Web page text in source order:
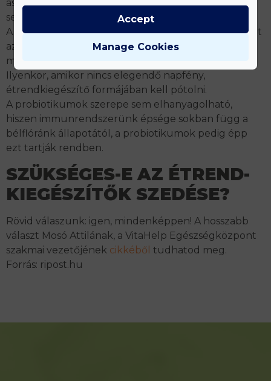
asztmásoknak, illetve várandós és szoptató nőknek
sem ajánlott a fogyasztása.
A D-vitamin is nagyon fontos: egyes kutatások szerint
az influenza azért a tél végén támad teljes erővel,
mert addigra lemerülnek a D-vitamin raktáraink.
Ilyenkor, amikor nincs elegendő napfény,
étrendkiegészítő formájában kell pótolni.
A probiotikumok szerepe sem elhanyagolható,
hiszen immunrendszerünk épsége sokban függ a
bélflóránk állapotától, a probiotikumok pedig épp
ezt tartják rendben.
SZÜKSÉGES-E AZ ÉTREND-
KIEGÉSZÍTŐK SZEDÉSE?
Rövid válaszunk: igen, mindenképpen! A hosszabb
választ Mosó Attilának, a VitaHelp Egészségközpont
szakmai vezetőjének cikkéből tudhatod meg.
Forrás: ripost.hu
Manage Cookies
Accept